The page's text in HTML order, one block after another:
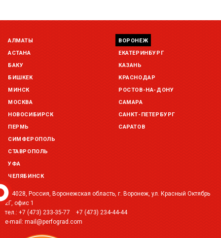
остаток:под заказ
Склад Екатеринбург (г. Екатеринбург, ул. Бисертская, д.1)
остаток:под заказ
Склад Казань (г. Казань, ул. Родины, д. 2)
остаток:под заказ
Склад Краснодар (г. Краснодар, ул. Троицкая, 137 )
остаток:под заказ
Склад Уфа (г. Уфа, ул. Центральная, д. 19Б )
остаток:под заказ
АЛМАТЫ
АСТАНА
БАКУ
БИШКЕК
ВОРОНЕЖ
ЕКАТЕРИНБУРГ
КАЗАНЬ
КРАСНОДАР
МИНСК
МОСКВА
НОВОСИБИРСК
ПЕРМЬ
РОСТОВ-НА-ДОНУ
САМАРА
САНКТ-ПЕТЕРБУРГ
САРАТОВ
СИМФЕРОПОЛЬ
СТАВРОПОЛЬ
УФА
ЧЕЛЯБИНСК
394028, Россия, Воронежская область, г. Воронеж, ул. Красный Октябрь
2Г, офис 1
тел.:+7 (473) 233-35-77
+7 (473) 234-44-44
e-mail:mail@perfograd.com